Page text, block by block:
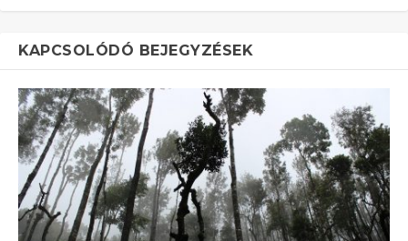
KAPCSOLÓDÓ BEJEGYZÉSEK